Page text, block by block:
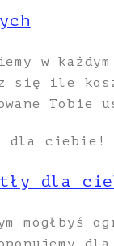
w
się ile
Tobie
dla
mógłbyś